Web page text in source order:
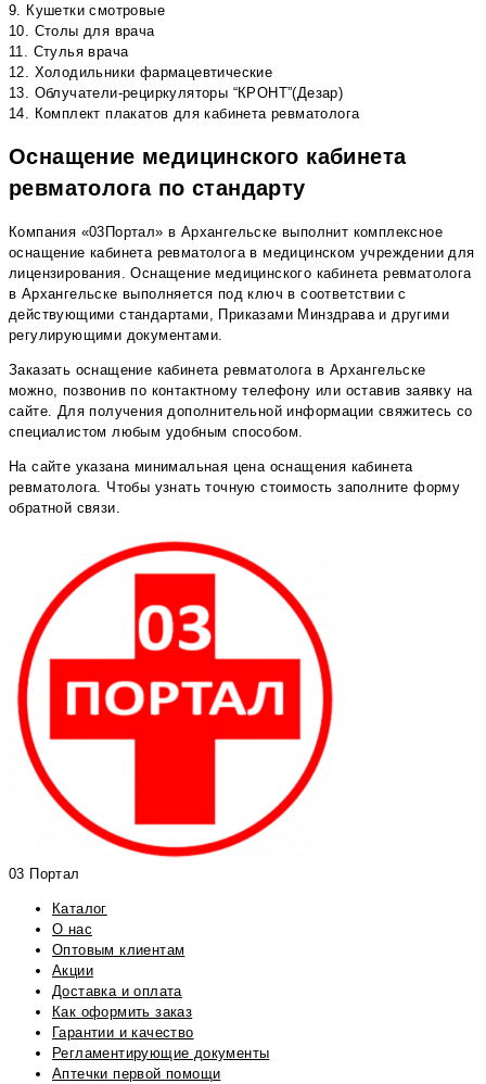
9. Кушетки смотровые
10. Столы для врача
11. Стулья врача
12. Холодильники фармацевтические
13. Облучатели-рециркуляторы “КРОНТ”(Дезар)
14. Комплект плакатов для кабинета ревматолога
Оснащение медицинского кабинета
ревматолога по стандарту
Компания «03Портал» в Архангельске выполнит комплексное
оснащение кабинета ревматолога в медицинском учреждении для
лицензирования. Оснащение медицинского кабинета ревматолога
в Архангельске выполняется под ключ в соответствии с
действующими стандартами, Приказами Минздрава и другими
регулирующими документами.
Заказать оснащение кабинета ревматолога в Архангельске
можно, позвонив по контактному телефону или оставив заявку на
сайте. Для получения дополнительной информации свяжитесь со
специалистом любым удобным способом.
На сайте указана минимальная цена оснащения кабинета
ревматолога. Чтобы узнать точную стоимость заполните форму
обратной связи.
03 Портал
Каталог
О нас
Оптовым клиентам
Акции
Доставка и оплата
Как оформить заказ
Гарантии и качество
Регламентирующие документы
Аптечки первой помощи